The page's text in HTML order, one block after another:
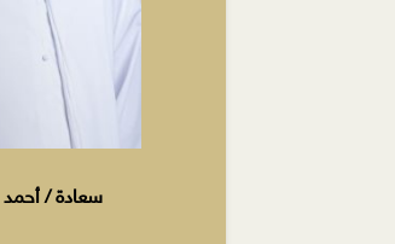
سعادة / أحمد